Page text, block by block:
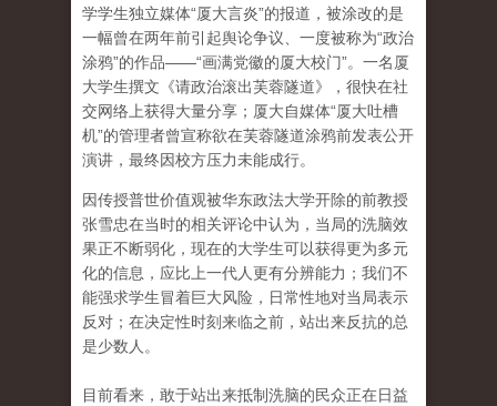
学学生独立媒体“厦大言炎”的报道，被涂改的是
一幅曾在两年前引起舆论争议、一度被称为“政治
涂鸦”的作品——“画满党徽的厦大校门”。一名厦
大学生撰文《请政治滚出芙蓉隧道》，很快在社
交网络上获得大量分享；厦大自媒体“厦大吐槽
机”的管理者曾宣称欲在芙蓉隧道涂鸦前发表公开
演讲，最终因校方压力未能成行。
因传授普世价值观被华东政法大学开除的前教授
张雪忠在当时的相关评论中认为，当局的洗脑效
果正不断弱化，现在的大学生可以获得更为多元
化的信息，应比上一代人更有分辨能力；我们不
能强求学生冒着巨大风险，日常性地对当局表示
反对；在决定性时刻来临之前，站出来反抗的总
是少数人。
目前看来，敢于站出来抵制洗脑的民众正在日益